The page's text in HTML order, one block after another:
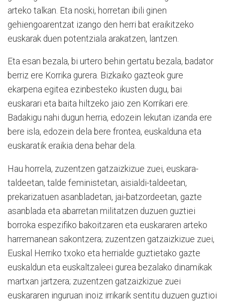
arteko talkan. Eta noski, horretan ibili ginen
gehiengoarentzat izango den herri bat eraikitzeko
euskarak duen potentziala arakatzen, lantzen.
Eta esan bezala, bi urtero behin gertatu bezala, badator
berriz ere Korrika gurera. Bizkaiko gazteok gure
ekarpena egitea ezinbesteko ikusten dugu, bai
euskarari eta baita hiltzeko jaio zen Korrikari ere.
Badakigu nahi dugun herria, edozein lekutan izanda ere
bere isla, edozein dela bere frontea, euskalduna eta
euskaratik eraikia dena behar dela.
Hau horrela, zuzentzen gatzaizkizue zuei, euskara-
taldeetan, talde feministetan, aisialdi-taldeetan,
prekarizatuen asanbladetan, jai-batzordeetan, gazte
asanblada eta abarretan militatzen duzuen guztiei
borroka espezifiko bakoitzaren eta euskararen arteko
harremanean sakontzera; zuzentzen gatzaizkizue zuei,
Euskal Herriko txoko eta herrialde guztietako gazte
euskaldun eta euskaltzaleei gurea bezalako dinamikak
martxan jartzera; zuzentzen gatzaizkizue zuei
euskararen inguruan inoiz irrikarik sentitu duzuen guztioi